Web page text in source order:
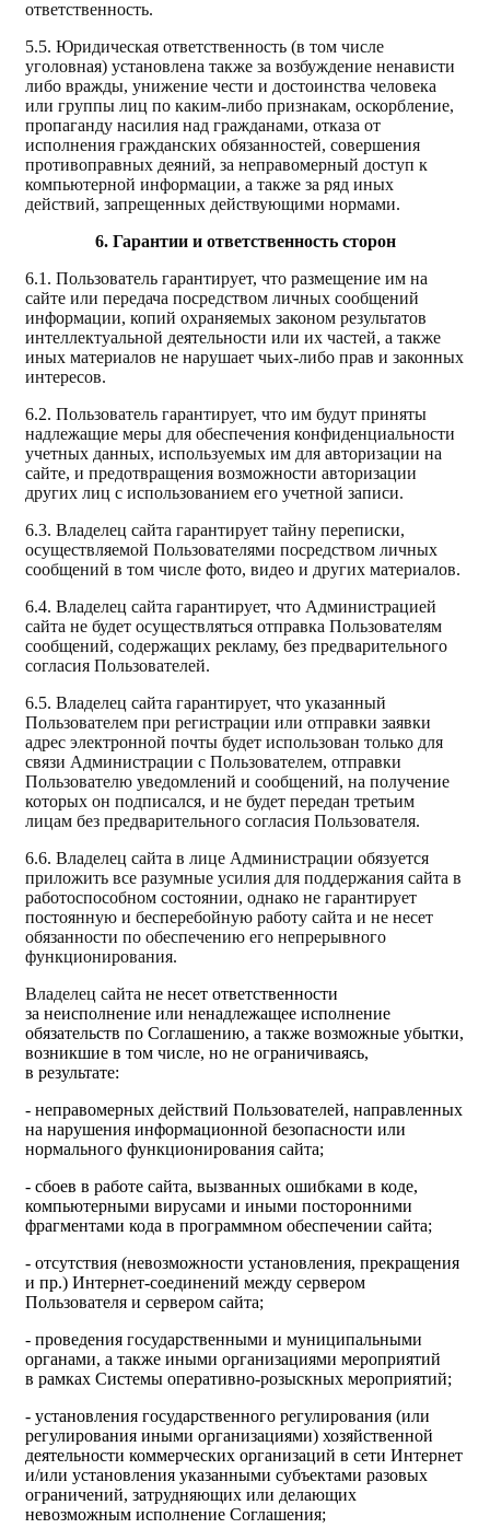
ответственность.
5.5. Юридическая ответственность (в том числе
уголовная) установлена также за возбуждение ненависти
либо вражды, унижение чести и достоинства человека
или группы лиц по каким-либо признакам, оскорбление,
пропаганду насилия над гражданами, отказа от
исполнения гражданских обязанностей, совершения
противоправных деяний, за неправомерный доступ к
компьютерной информации, а также за ряд иных
действий, запрещенных действующими нормами.
6. Гарантии и ответственность сторон
6.1. Пользователь гарантирует, что размещение им на
сайте или передача посредством личных сообщений
информации, копий охраняемых законом результатов
интеллектуальной деятельности или их частей, а также
иных материалов не нарушает чьих-либо прав и законных
интересов.
6.2. Пользователь гарантирует, что им будут приняты
надлежащие меры для обеспечения конфиденциальности
учетных данных, используемых им для авторизации на
сайте, и предотвращения возможности авторизации
других лиц с использованием его учетной записи.
6.3. Владелец сайта гарантирует тайну переписки,
осуществляемой Пользователями посредством личных
сообщений в том числе фото, видео и других материалов.
6.4. Владелец сайта гарантирует, что Администрацией
сайта не будет осуществляться отправка Пользователям
сообщений, содержащих рекламу, без предварительного
согласия Пользователей.
6.5. Владелец сайта гарантирует, что указанный
Пользователем при регистрации или отправки заявки
адрес электронной почты будет использован только для
связи Администрации с Пользователем, отправки
Пользователю уведомлений и сообщений, на получение
которых он подписался, и не будет передан третьим
лицам без предварительного согласия Пользователя.
6.6. Владелец сайта в лице Администрации обязуется
приложить все разумные усилия для поддержания сайта в
работоспособном состоянии, однако не гарантирует
постоянную и бесперебойную работу сайта и не несет
обязанности по обеспечению его непрерывного
функционирования.
Владелец сайта не несет ответственности
за неисполнение или ненадлежащее исполнение
обязательств по Соглашению, а также возможные убытки,
возникшие в том числе, но не ограничиваясь,
в результате:
- неправомерных действий Пользователей, направленных
на нарушения информационной безопасности или
нормального функционирования сайта;
- сбоев в работе сайта, вызванных ошибками в коде,
компьютерными вирусами и иными посторонними
фрагментами кода в программном обеспечении сайта;
- отсутствия (невозможности установления, прекращения
и пр.) Интернет-соединений между сервером
Пользователя и сервером сайта;
- проведения государственными и муниципальными
органами, а также иными организациями мероприятий
в рамках Системы оперативно-розыскных мероприятий;
- установления государственного регулирования (или
регулирования иными организациями) хозяйственной
деятельности коммерческих организаций в сети Интернет
и/или установления указанными субъектами разовых
ограничений, затрудняющих или делающих
невозможным исполнение Соглашения;